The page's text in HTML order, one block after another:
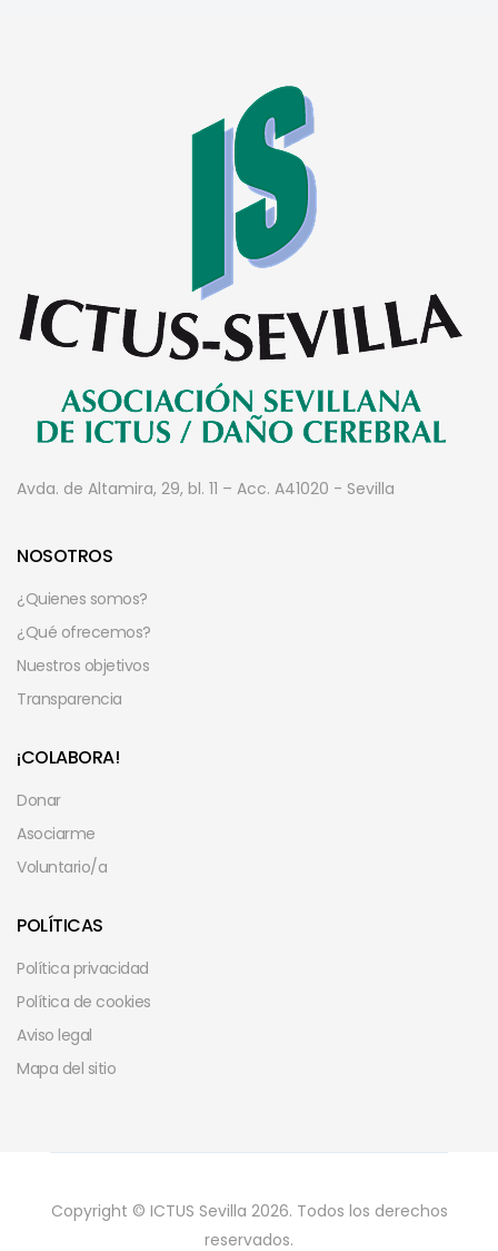
Avda. de Altamira, 29, bl. 11 – Acc. A41020 - Sevilla
NOSOTROS
¿Quienes somos?
¿Qué ofrecemos?
Nuestros objetivos
Transparencia
¡COLABORA!
Donar
Asociarme
Voluntario/a
POLÍTICAS
Política privacidad
Política de cookies
Aviso legal
Mapa del sitio
Copyright © ICTUS Sevilla 2026. Todos los derechos
reservados.